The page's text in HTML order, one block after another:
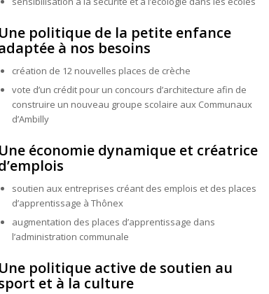
Une politique de la petite enfance
à nos besoins
création de 12 nouvelles places de crèche
vote d’un crédit pour un concours d’architecture afin de
construire un nouveau groupe scolaire aux Communaux
d’Ambilly
Une économie dynamique et créatrice
soutien aux entreprises créant des emplois et des places
d’apprentissage à Thônex
augmentation des places d’apprentissage dans
l’administration communale
Une politique active de soutien au
et à la culture